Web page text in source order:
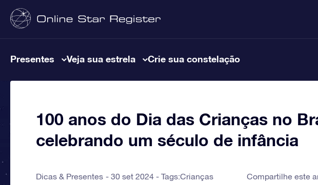
Presentes Veja sua estrela Crie sua constelação
100 anos do Dia das Crianças no
celebrando um século de infância
Dicas & Presentes 30 set 2024 - Tags:Crianças Compartilhe este